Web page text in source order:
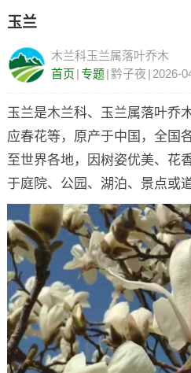
玉兰
木兰科玉兰属落叶乔木
首页 |专题|黔子夜 | 2026-
玉兰是木兰科、玉兰属落叶乔
应春花等，原产于中国，全国
至世界各地，因树姿优美、花
于庭院、公园、湖泊、景点或